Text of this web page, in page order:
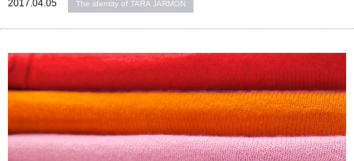
2017.04.05 The identity of TARA JARMON